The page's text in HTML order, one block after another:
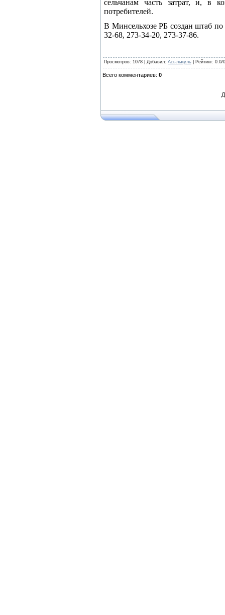
сельчанам часть затрат, и, в
потребителей.
В Минсельхозе РБ создан штаб по
32-68, 273-34-20, 273-37-86.
Просмотров: 1078 | Добавил: Асылыкуль Рейтинг: 0.0/0
Всего комментариев: 0